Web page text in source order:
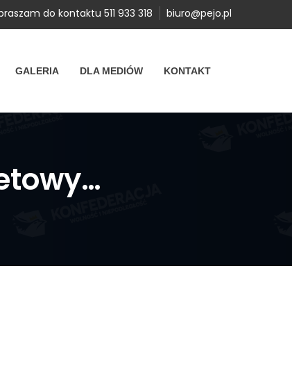
do kontaktu 511 933 318 biuro@pejo.pl
GALERIA DLA MEDIÓW KONTAKT